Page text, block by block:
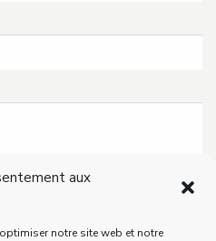
aux
notre site web et notre